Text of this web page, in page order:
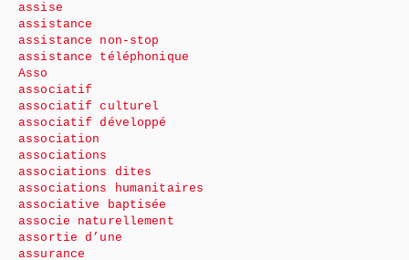
assise
assistance
assistance non-stop
assistance téléphonique
Asso
associatif
associatif culturel
associatif développé
association
associations
associations dites
associations humanitaires
associative baptisée
associe naturellement
assortie d’une
assurance